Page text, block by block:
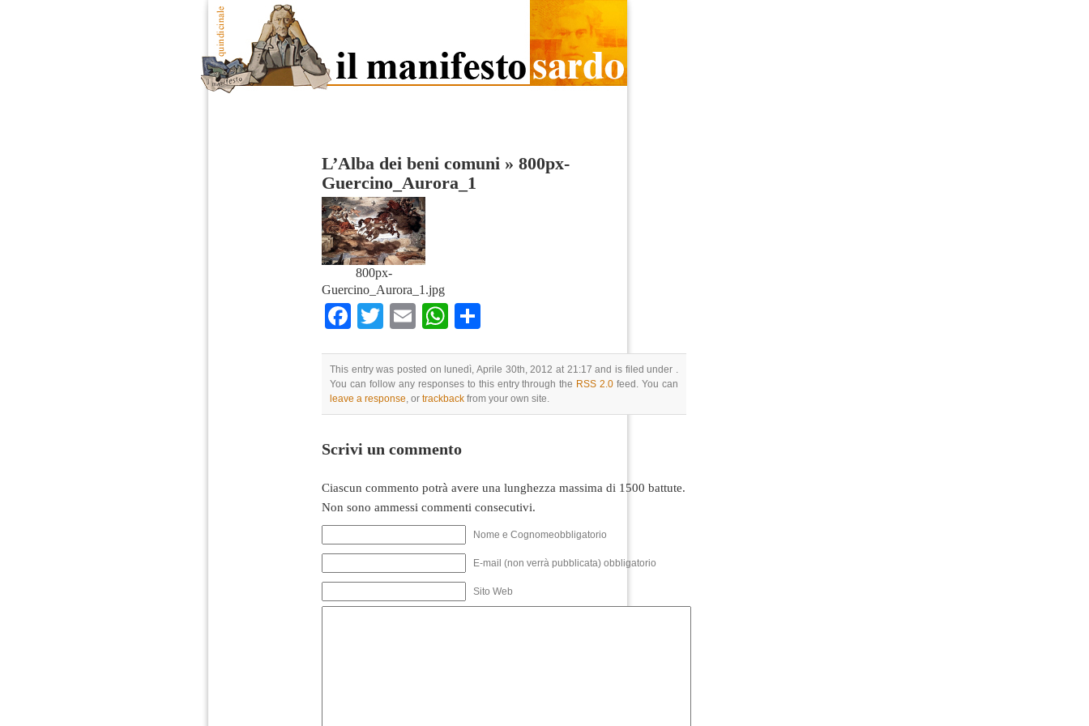
L’Alba dei beni comuni » 800px-
Guercino_Aurora_1
800px-
Guercino_Aurora_1.jpg
Facebook
TwitterEmailWhatsApp
This entry was posted on lunedì, Aprile 30th, 2012 at 21:17 and is filed under .
You can follow any responses to this entry through the RSS 2.0 feed. You can
leave a response, or trackback from your own site.
Scrivi un commento
Ciascun commento potrà avere una lunghezza massima di 1500 battute.
Non sono ammessi commenti consecutivi.
Nome e Cognomeobbligatorio
E-mail (non verrà pubblicata) obbligatorio
Sito Web